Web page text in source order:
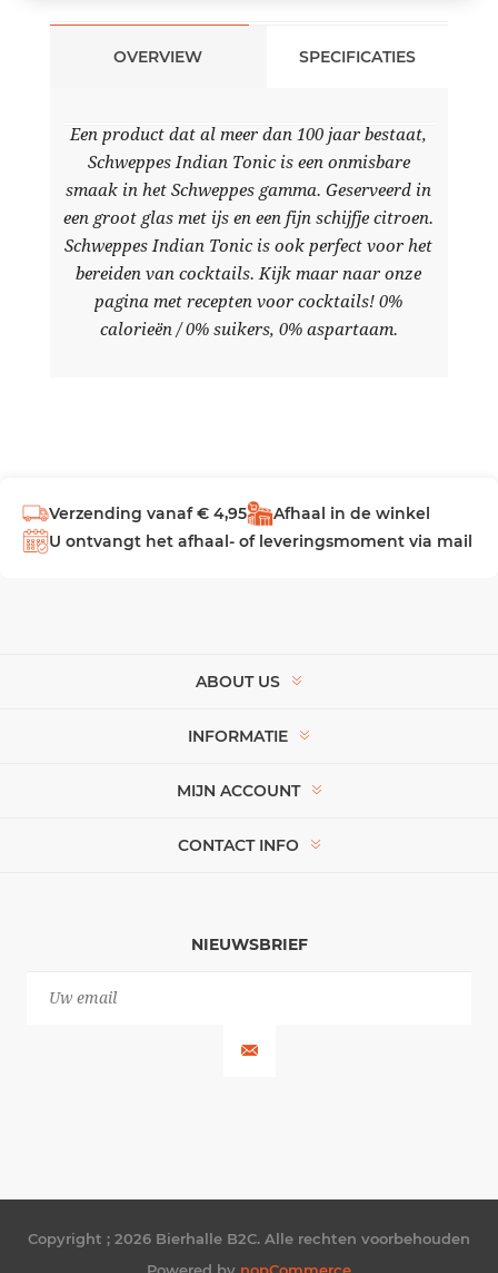
OVERVIEW SPECIFICATIES
Een product dat al meer dan 100 jaar bestaat,
Schweppes Indian Tonic is een onmisbare
smaak in het Schweppes gamma. Geserveerd in
een groot glas met ijs en een fijn schijfje citroen.
Schweppes Indian Tonic is ook perfect voor het
bereiden van cocktails. Kijk maar naar onze
pagina met recepten voor cocktails! 0%
calorieën / 0% suikers, 0% aspartaam.
Verzending vanaf € 4,95
Afhaal in de winkel
U ontvangt het afhaal- of leveringsmoment via mail
ABOUT US
INFORMATIE
MIJN ACCOUNT
CONTACT INFO
NIEUWSBRIEF
Copyright ; 2026 Bierhalle B2C. Alle rechten voorbehouden